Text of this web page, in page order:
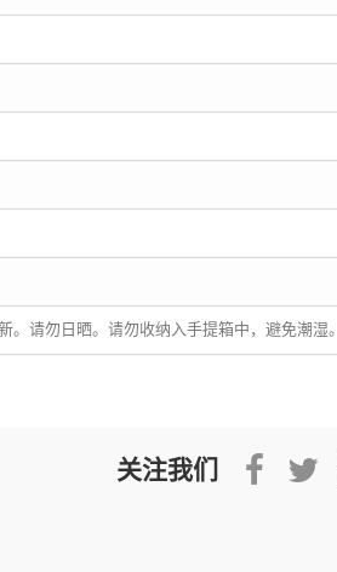
请勿日晒。请勿收纳入手提箱中，避免潮湿。
关注我们